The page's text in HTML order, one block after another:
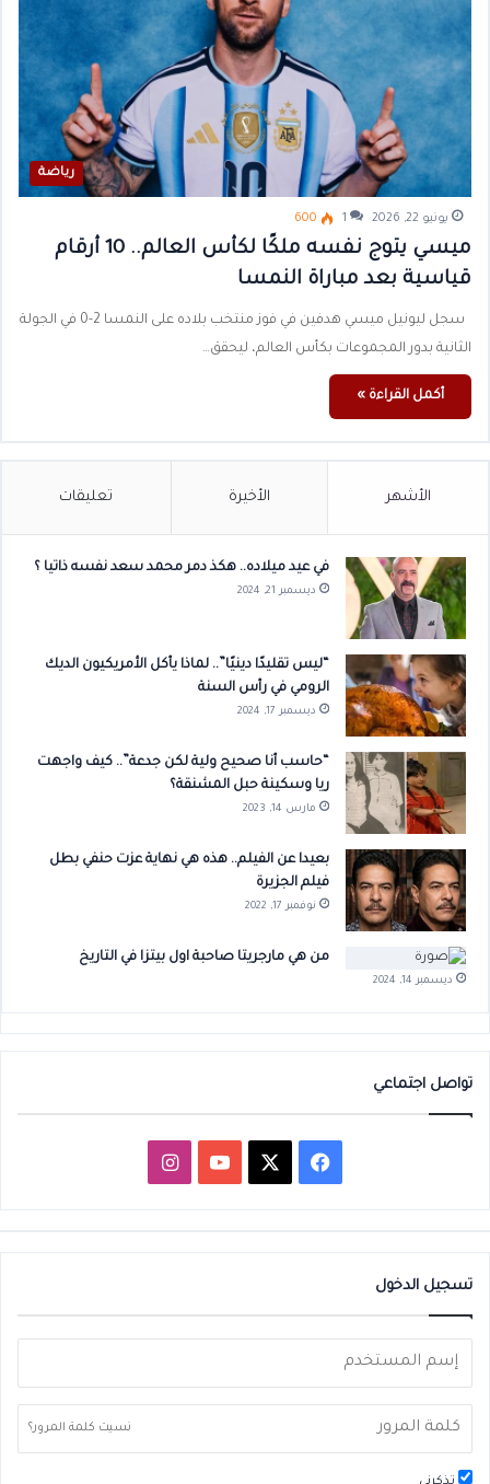
رياضة
يونيو 22, 2026 1
600
ميسي يتوج نفسه ملكًا لكأس العالم.. 10 أرقام
قياسية بعد مباراة النمسا
سجل ليونيل ميسي هدفين في فوز منتخب بلاده على النمسا 2-0 في الجولة
الثانية بدور المجموعات بكأس العالم، ليحقق…
أكمل القراءة »
الأشهر الأخيرة تعليقات
في عيد ميلاده.. هكذ دمر محمد سعد نفسه ذاتيا ؟
ديسمبر 21, 2024
“ليس تقليدًا دينيًا”.. لماذا يأكل الأمريكيون الديك
الرومي في رأس السنة
ديسمبر 17, 2024
“حاسب أنا صحيح ولية لكن جدعة”.. كيف واجهت
ريا وسكينة حبل المشنقة؟
مارس 14, 2023
بعيدا عن الفيلم.. هذه هي نهاية عزت حنفي بطل
فيلم الجزيرة
نوفمبر 17, 2022
من هي مارجريتا صاحبة اول بيتزا في التاريخ
ديسمبر 14, 2024
تواصل اجتماعي
فيسبوك ‫YouTubeانستقرام
تسجيل الدخول
نسيت كلمة المرور؟